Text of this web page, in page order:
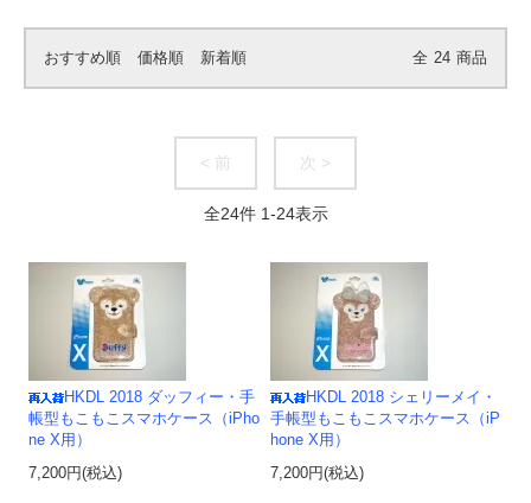
おすすめ順 価格順 新着順 全 24 商品
< 前 次 >
全24件 1-24表示
HKDL 2018 ダッフィー・手
帳型もこもこスマホケース（iPho
ne X用）
7,200円(税込)
HKDL 2018 シェリーメイ・
手帳型もこもこスマホケース（iP
hone X用）
7,200円(税込)